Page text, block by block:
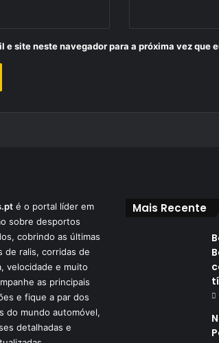
e site neste navegador para a próxima vez que
é o portal líder em
sobre desportos
cobrindo as últimas
de ralis, corridas de
velocidade e muito
as principais
e fique a par dos
do mundo automóvel,
detalhadas e
Mais Recente